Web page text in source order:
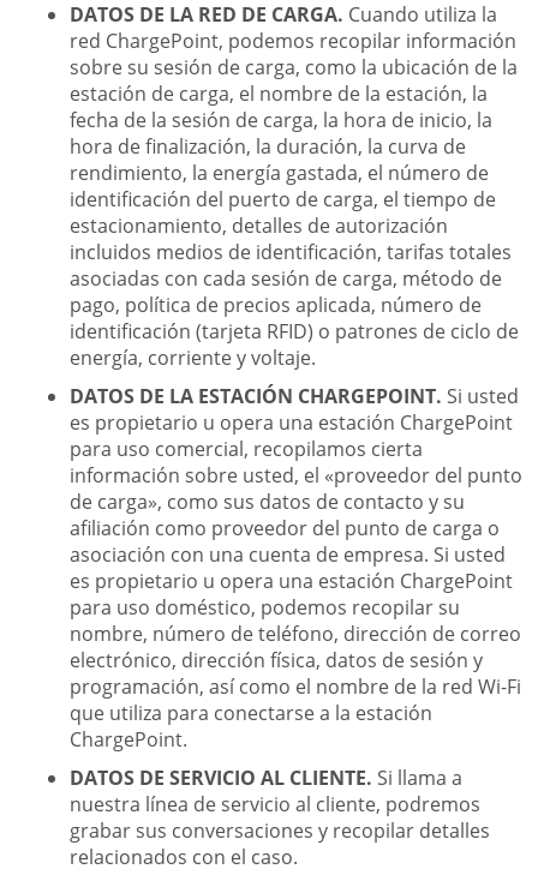
DATOS DE LA RED DE CARGA. Cuando utiliza la
red ChargePoint, podemos recopilar información
sobre su sesión de carga, como la ubicación de la
estación de carga, el nombre de la estación, la
fecha de la sesión de carga, la hora de inicio, la
hora de finalización, la duración, la curva de
rendimiento, la energía gastada, el número de
identificación del puerto de carga, el tiempo de
estacionamiento, detalles de autorización
incluidos medios de identificación, tarifas totales
asociadas con cada sesión de carga, método de
pago, política de precios aplicada, número de
identificación (tarjeta RFID) o patrones de ciclo de
energía, corriente y voltaje.
DATOS DE LA ESTACIÓN CHARGEPOINT. Si usted
es propietario u opera una estación ChargePoint
para uso comercial, recopilamos cierta
información sobre usted, el «proveedor del punto
de carga», como sus datos de contacto y su
afiliación como proveedor del punto de carga o
asociación con una cuenta de empresa. Si usted
es propietario u opera una estación ChargePoint
para uso doméstico, podemos recopilar su
nombre, número de teléfono, dirección de correo
electrónico, dirección física, datos de sesión y
programación, así como el nombre de la red Wi-Fi
que utiliza para conectarse a la estación
ChargePoint.
DATOS DE SERVICIO AL CLIENTE. Si llama a
nuestra línea de servicio al cliente, podremos
grabar sus conversaciones y recopilar detalles
relacionados con el caso.